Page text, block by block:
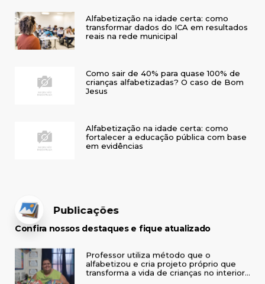
Alfabetização na idade certa: como
transformar dados do ICA em resultados
reais na rede municipal
Como sair de 40% para quase 100% de
crianças alfabetizadas? O caso de Bom
Jesus
Alfabetização na idade certa: como
fortalecer a educação pública com base
em evidências
Publicações
Confira nossos destaques e fique atualizado
Professor utiliza método que o
alfabetizou e cria projeto próprio que
transforma a vida de crianças no interior